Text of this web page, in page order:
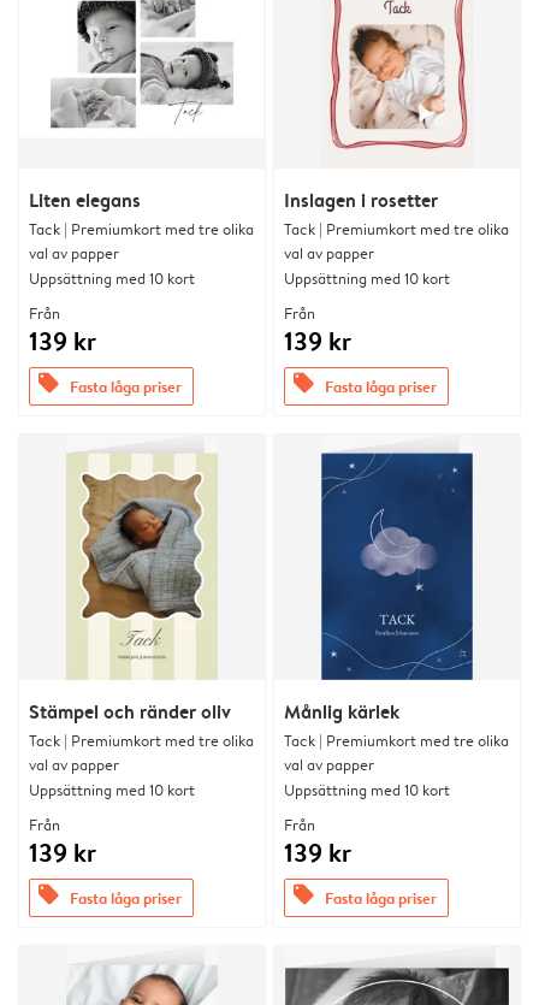
Liten elegans
Tack | Premiumkort med tre olika
val av papper
Uppsättning med 10 kort
Från
139 kr
offers Fasta låga priser
Inslagen i rosetter
Tack | Premiumkort med tre olika
val av papper
Uppsättning med 10 kort
Från
139 kr
offers Fasta låga priser
Stämpel och ränder oliv
Tack | Premiumkort med tre olika
val av papper
Uppsättning med 10 kort
Från
139 kr
offers Fasta låga priser
Månlig kärlek
Tack | Premiumkort med tre olika
val av papper
Uppsättning med 10 kort
Från
139 kr
offers Fasta låga priser